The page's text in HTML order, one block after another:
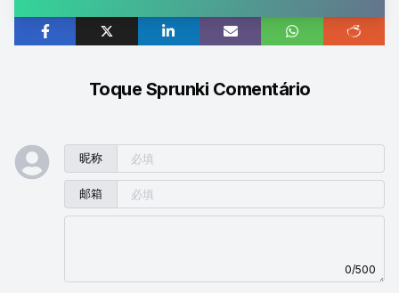
Toque Sprunki Comentário
昵称
邮箱
0/500